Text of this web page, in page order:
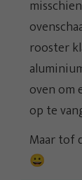
rooster
oven om
op te
Maar tof
😀